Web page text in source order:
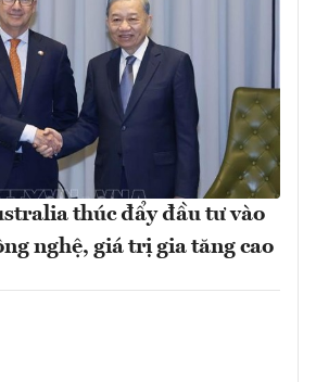
thúc đẩy đầu tư vào
nghệ, giá trị gia tăng cao